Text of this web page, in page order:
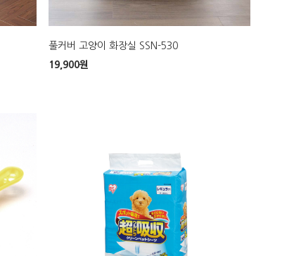
풀커버 고양이 화장실 SSN-530
19,900원